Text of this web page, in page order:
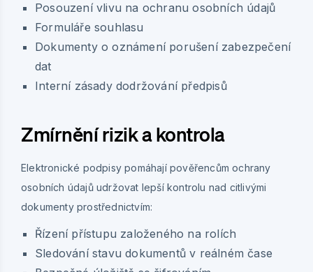
Posouzení vlivu na ochranu osobních údajů
Formuláře souhlasu
Dokumenty o oznámení porušení zabezpečení
dat
Interní zásady dodržování předpisů
Zmírnění rizik a kontrola
Elektronické podpisy pomáhají pověřencům ochrany
osobních údajů udržovat lepší kontrolu nad citlivými
dokumenty prostřednictvím:
Řízení přístupu založeného na rolích
Sledování stavu dokumentů v reálném čase